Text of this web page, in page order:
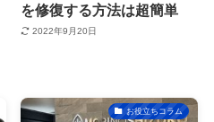
を修復する方法は超簡単
2022年9月20日
お役立ちコラム